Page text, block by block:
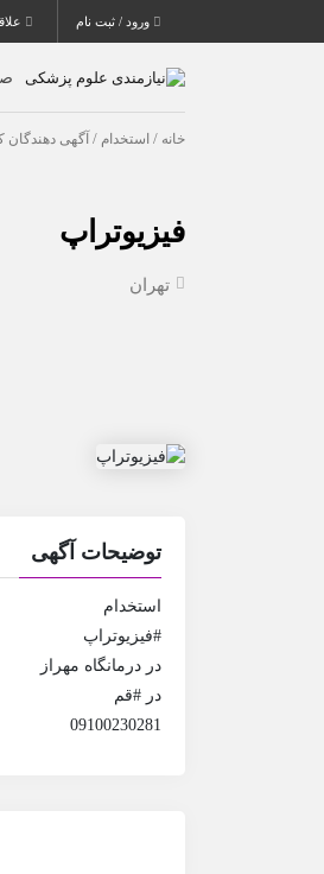
ورود / ثبت نام
خانه / استخدام / آگهی دهندگان
فیزیوتراپ
تهران
توضیحات آگهی
استخدام
#فیزیوتراپ
در درمانگاه مهراز
در #قم
09100230281